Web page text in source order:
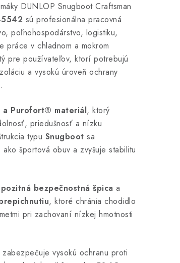
DUNLOP Snugboot Craftsman
sú profesionálna pracovná
poľnohospodárstvo, logistiku,
práce v chladnom a mokrom
pre používateľov, ktorí potrebujú
a vysokú úroveň ochrany
Purofort® materiál, ktorý
priedušnosť a nízku
typu Snugboot sa
športová obuv a zvyšuje stabilitu
bezpečnostná špica a
, ktoré chránia chodidlo
pri zachovaní nízkej hmotnosti
zabezpečuje vysokú ochranu proti